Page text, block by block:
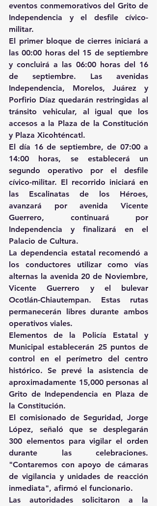
eventos conmemorativos del Grito de
Independencia y el desfile cívico-
militar.
El primer bloque de cierres iniciará a
las 00:00 horas del 15 de septiembre
y concluirá a las 06:00 horas del 16
de septiembre. Las avenidas
Independencia, Morelos, Juárez y
Porfirio Díaz quedarán restringidas al
tránsito vehicular, al igual que los
accesos a la Plaza de la Constitución
y Plaza Xicohténcatl.
El día 16 de septiembre, de 07:00 a
14:00 horas, se establecerá un
segundo operativo por el desfile
cívico-militar. El recorrido iniciará en
las Escalinatas de los Héroes,
avanzará por avenida Vicente
Guerrero, continuará por
Independencia y finalizará en el
Palacio de Cultura.
La dependencia estatal recomendó a
los conductores utilizar como vías
alternas la avenida 20 de Noviembre,
Vicente Guerrero y el bulevar
Ocotlán-Chiautempan. Estas rutas
permanecerán libres durante ambos
operativos viales.
Elementos de la Policía Estatal y
Municipal establecerán 25 puntos de
control en el perímetro del centro
histórico. Se prevé la asistencia de
aproximadamente 15,000 personas al
Grito de Independencia en Plaza de
la Constitución.
El comisionado de Seguridad, Jorge
López, señaló que se desplegarán
300 elementos para vigilar el orden
durante las celebraciones.
"Contaremos con apoyo de cámaras
de vigilancia y unidades de reacción
inmediata", afirmó el funcionario.
Las autoridades solicitaron a la